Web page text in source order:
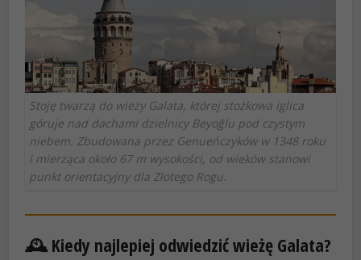
Stoję twarzą do wieży Galata, której stożkowa iglica
góruje nad dachami dzielnicy Beyoğlu pod czystym
niebem. Zbudowana przez Genueńczyków w 1348 roku
i mierząca około 67 m wysokości, od wieków stanowi
punkt orientacyjny dla Złotego Rogu.
🕰️ Kiedy najlepiej odwiedzić wieżę Galata?